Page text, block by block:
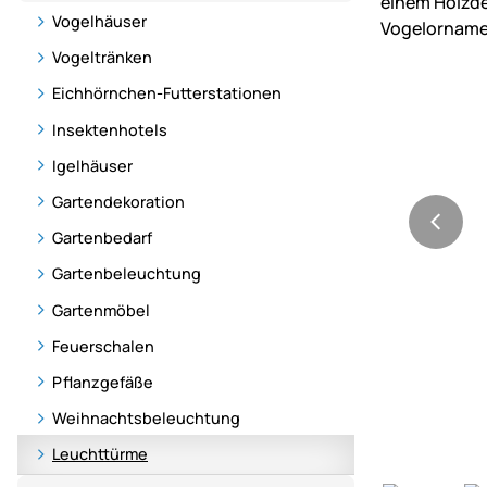
Vogelhäuser
Vogeltränken
Eichhörnchen-Futterstationen
Insektenhotels
Igelhäuser
Gartendekoration
Gartenbedarf
Gartenbeleuchtung
Gartenmöbel
Feuerschalen
Pflanzgefäße
Weihnachtsbeleuchtung
Leuchttürme